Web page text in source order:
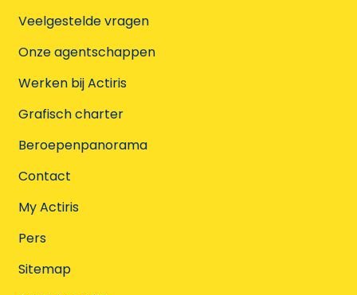
Veelgestelde vragen
Onze agentschappen
Werken bij Actiris
Grafisch charter
Beroepenpanorama
Contact
My Actiris
Pers
Sitemap